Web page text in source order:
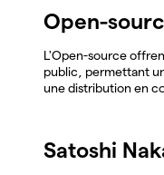
Open-
L'Open-source
public, permettant
une distribution en
Satoshi